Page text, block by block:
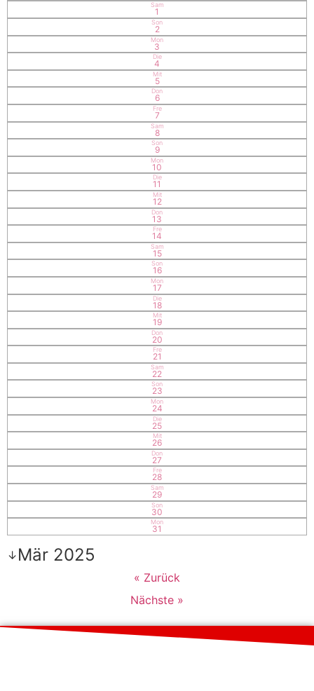
Sam
1
Son
2
Mon
3
Die
4
Mit
5
Don
6
Fre
7
Sam
8
Son
9
Mon
10
Die
11
Mit
12
Don
13
Fre
14
Sam
15
Son
16
Mon
17
Die
18
Mit
19
Don
20
Fre
21
Sam
22
Son
23
Mon
24
Die
25
Mit
26
Don
27
Fre
28
Sam
29
Son
30
Mon
31
↓ Mär 2025
« Zurück
Nächste »